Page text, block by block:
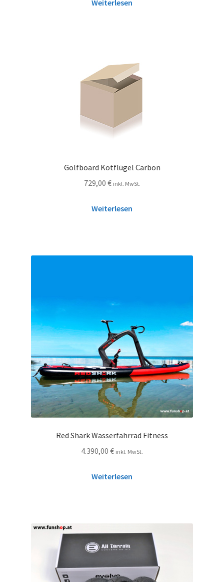
Weiterlesen
Golfboard Kotflügel Carbon
729,00 € inkl. MwSt.
Weiterlesen
Red Shark Wasserfahrrad Fitness
4.390,00 € inkl. MwSt.
Weiterlesen